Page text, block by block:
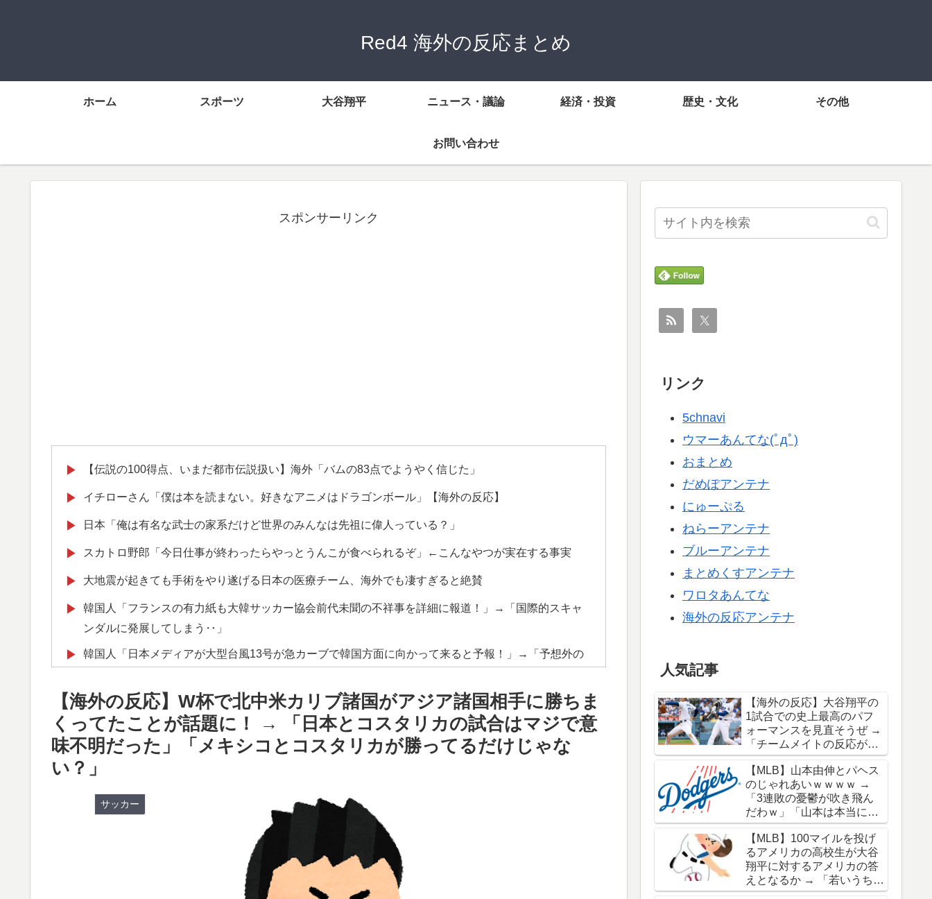
Red4 海外の反応まとめ
ホーム スポーツ 大谷翔平 ニュース・議論 経済・投資 歴史・文化 その他
お問い合わせ
スポンサーリンク
▶ 【伝説の100得点、いまだ都市伝説扱い】海外「バムの83点でようやく信じた」
▶ イチローさん「僕は本を読まない。好きなアニメはドラゴンボール」【海外の反応】
▶ 日本「俺は有名な武士の家系だけど世界のみんなは先祖に偉人っている？」
▶ スカトロ野郎「今日仕事が終わったらやっとうんこが食べられるぞ」←こんなやつが実在する事実
▶ 大地震が起きても手術をやり遂げる日本の医療チーム、海外でも凄すぎると絶賛
▶
韓国人「フランスの有力紙も大韓サッカー協会前代未聞の不祥事を詳細に報道！」→「国際的スキャ
ンダルに発展してしまう‥」
▶
韓国人「日本メディアが大型台風13号が急カーブで韓国方面に向かって来ると予報！」→「予想外の
▶ 海外「親が買った覚えのないプレゼントが山積みなのに誰も騒がない」サンタ映画最大の設定の
穴…？
▶ 日本旅行キャンセルすべきか…1万年ぶり史上最大級の火山の兆し＝韓国の反応
▶
韓国人「熊本地震で見る日本の土木技術の完全勝利をご覧ください」→「これはすごいわ」「こうい
うのを見ると日本人は何か適当に作る感じがしない・・・」「あれがまさに経験値である」
海外「さすが日本！」日本とドイツの仕事効率の差が分かる数字に海外が大騒ぎ
ぺこぱ松蔭寺「みんな右とか左とか拘りすぎ。思想関係なく応援しようよ」
海外「日本人はなんて気高いんだ！」 英高級紙も驚愕した極限の中の日本人の姿に世界が衝撃
【海外の反応】W杯で北中米カリブ諸国がアジア諸国相手に勝ちま
くってたことが話題に！ → 「日本とコスタリカの試合はマジで意
味不明だった」「メキシコとコスタリカが勝ってるだけじゃな
い？」
サッカー
リンク
5chnavi
ウマーあんてな(ﾟдﾟ)
おまとめ
だめぽアンテナ
にゅーぷる
ねらーアンテナ
ブルーアンテナ
まとめくすアンテナ
ワロタあんてな
海外の反応アンテナ
人気記事
【海外の反応】大谷翔平の
1試合での史上最高のパフ
ォーマンスを見直そうぜ →
「チームメイトの反応が凄
さを物語ってるな」「ワー
ルドシリーズで延長18回ま
でいった試合も凄かった」
【MLB】山本由伸とパヘス
のじゃれあいｗｗｗｗ →
「3連敗の憂鬱が吹き飛ん
だわｗ」「山本は本当にオ
シャレだな」
【MLB】100マイルを投げ
るアメリカの高校生が大谷
翔平に対するアメリカの答
えとなるか → 「若いうちか
ら神格化されても期待通り